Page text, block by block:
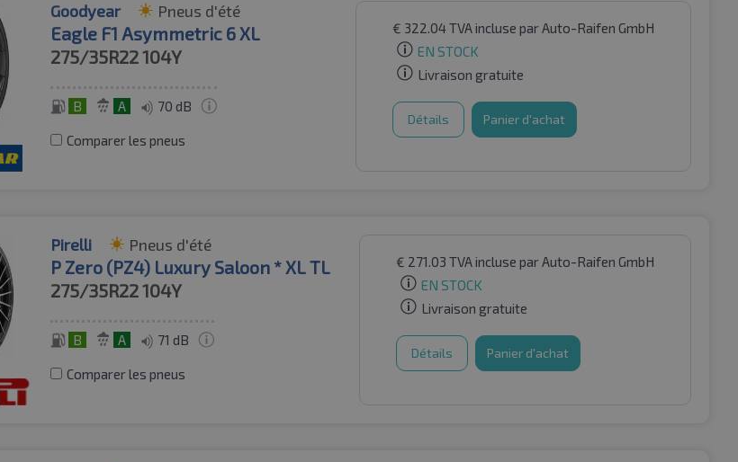
Goodyear Pneus d'été
Eagle F1 Asymmetric 6 XL
275/35R22104Y
B A 70 dB
Comparer les pneus
€ 322.04TVA incluse par Auto-Raifen GmbH
EN STOCK
Livraison gratuite
Détails Panier d'achat
Pirelli Pneus d'été
P Zero (PZ4) Luxury Saloon * XL TL
275/35R22104Y
B A 71 dB
Comparer les pneus
€ 271.03 TVA incluse par Auto-Raifen GmbH
EN STOCK
Livraison gratuite
Détails Panier d'achat